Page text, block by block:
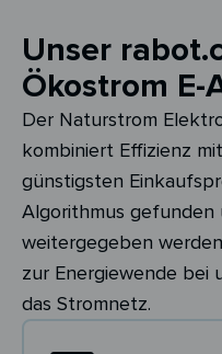
Unser
Ökostrom E-
Der Naturstrom
kombiniert Effizienz
günstigsten
Algorithmus gefunden
weitergegeben
zur Energiewende bei
das Stromnetz.